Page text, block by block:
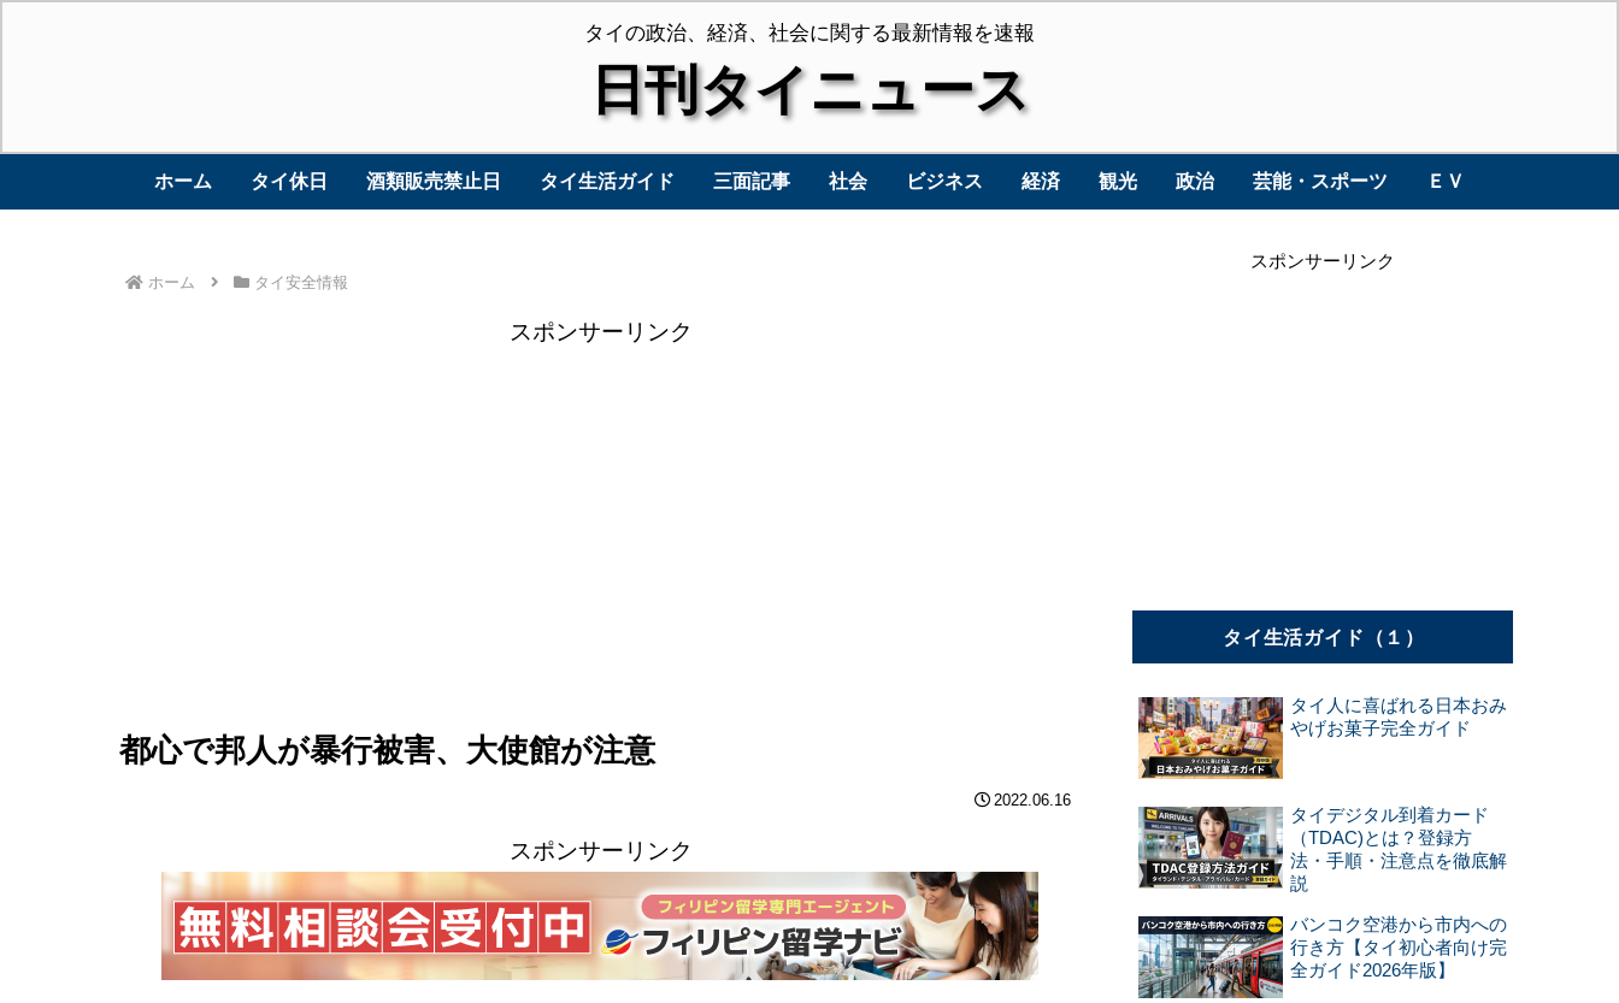
タイの政治、経済、社会に関する最新情報を速報
日刊タイニュース
ホーム タイ休日 酒類販売禁止日 タイ生活ガイド 三面記事 社会 ビジネス 経済 観光 政治 芸能・スポーツ ＥＶ
ホーム タイ安全情報
スポンサーリンク
都心で邦人が暴行被害、大使館が注意
2022.06.16
スポンサーリンク
スポンサーリンク
タイ生活ガイド（１）
タイ人に喜ばれる日本おみ
やげお菓子完全ガイド
タイデジタル到着カード
（TDAC)とは？登録方
法・手順・注意点を徹底解
説
バンコク空港から市内への
行き方【タイ初心者向け完
全ガイド2026年版】